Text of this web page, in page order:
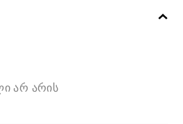
არ არის